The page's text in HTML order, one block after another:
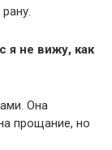
я не вижу, как
Она
прощание, но